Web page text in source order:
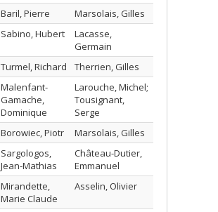
Baril, Pierre
Marsolais, Gilles
Sabino, Hubert
Lacasse,
Germain
Turmel, Richard
Therrien, Gilles
Malenfant-
Gamache,
Dominique
Larouche, Michel;
Tousignant,
Serge
Borowiec, Piotr
Marsolais, Gilles
Sargologos,
Jean-Mathias
Château-Dutier,
Emmanuel
Mirandette,
Marie Claude
Asselin, Olivier